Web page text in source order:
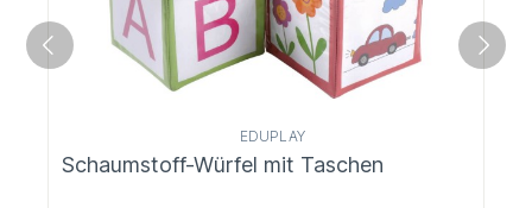
EDUPLAY
Schaumstoff-Würfel mit Taschen